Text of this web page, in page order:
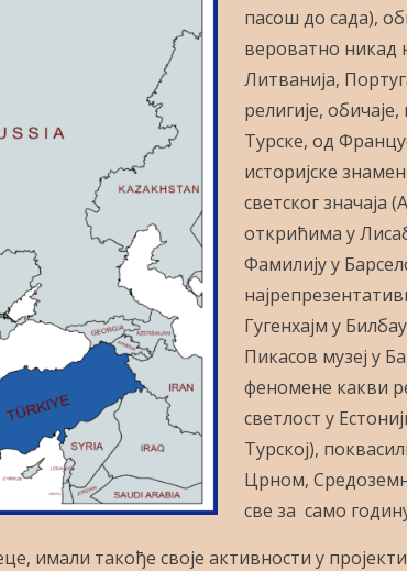
пасош до сада),
вероватно никад
Литванија,
религије,
Турске, од
историјске
светског значаја
открићима у
Фамилију у
Гугенхајм у
Пикасов музеј у
феномене какви
светлост у
Турској),
Црном,
све за само
имали такође своје активности у